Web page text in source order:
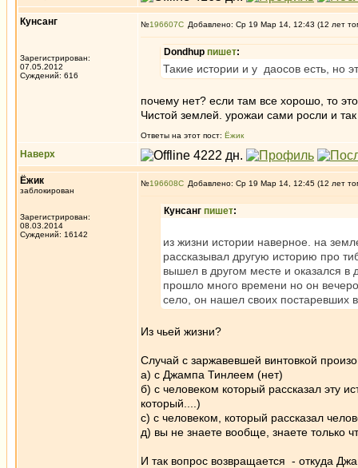
Кунсанг
Зарегистрирован:
07.05.2012
Суждений: 616
№196607 Добавлено: Ср 19 Мар 14, 12:43 (12 лет
Dondhup пишет:
Такие истории и у даосов есть, но
почему нет? если там все хорошо, то
Чистой землей. урожаи сами росли и
Ответы на этот пост: Ёжик
Наверх
Ёжик
заблокирован
Зарегистрирован:
08.03.2014
Суждений: 16142
№196608 Добавлено: Ср 19 Мар 14, 12:45 (12 лет
Кунсанг пишет:
из жизни истории наверное. на
рассказывал другую историю про
вышел в другом месте и оказался в
прошло много времени но он
село, он нашел своих постаревших
Из чьей жизни?
Случай с заржавевшей винтовкой
а) с Джампа Тинлеем (нет)
б) с человеком который рассказал эту
который....)
с) с человеком, который рассказал
д) вы не знаете вообще, знаете только
И так вопрос возвращается - откуда